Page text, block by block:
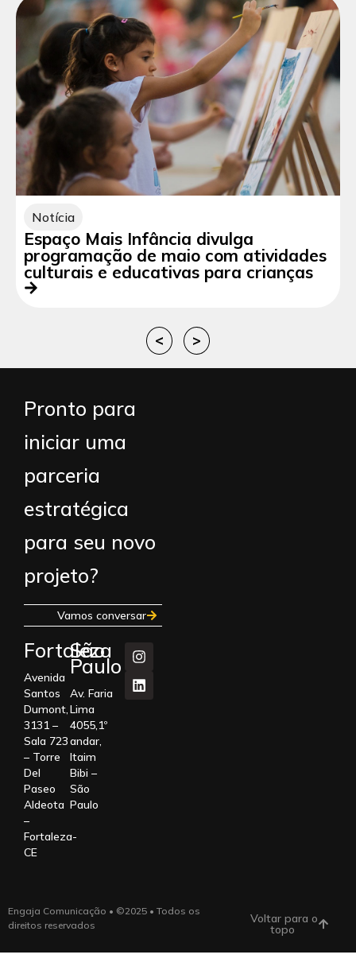
Notícia
Espaço Mais Infância divulga
programação de maio com atividades
culturais e educativas para crianças
< >
Pronto para
iniciar uma
parceria
estratégica
para seu novo
projeto?
Vamos conversar
Fortaleza
Avenida
Santos
Dumont,
3131 –
Sala 723
– Torre
Del
Paseo
Aldeota
–
Fortaleza-
CE
São
Paulo
Av. Faria
Lima
4055,1º
andar,
Itaim
Bibi –
São
Paulo
Engaja Comunicação • ©2025 • Todos os
direitos reservados
Voltar para o
topo